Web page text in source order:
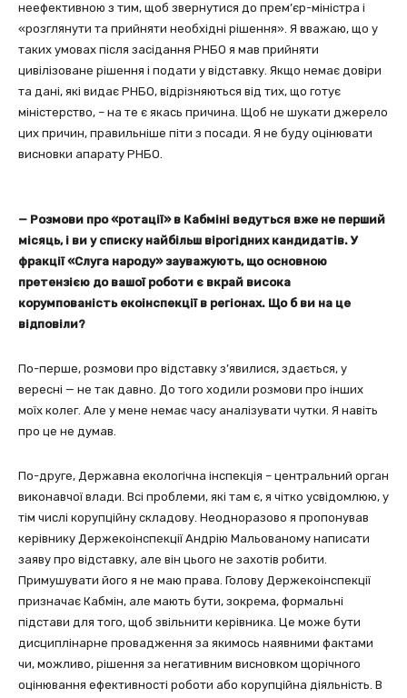
неефективною з тим, щоб звернутися до прем’єр-міністра і
«розглянути та прийняти необхідні рішення». Я вважаю, що у
таких умовах після засідання РНБО я мав прийняти
цивілізоване рішення і подати у відставку. Якщо немає довіри
та дані, які видає РНБО, відрізняються від тих, що готує
міністерство, – на те є якась причина. Щоб не шукати джерело
цих причин, правильніше піти з посади. Я не буду оцінювати
висновки апарату РНБО.
— Розмови про «ротації» в Кабміні ведуться вже не перший
місяць, і ви у списку найбільш вірогідних кандидатів. У
фракції «Слуга народу» зауважують, що основною
претензією до вашої роботи є вкрай висока
корумпованість екоінспекції в регіонах. Що б ви на це
відповіли?
По-перше, розмови про відставку з’явилися, здається, у
вересні — не так давно. До того ходили розмови про інших
моїх колег. Але у мене немає часу аналізувати чутки. Я навіть
про це не думав.
По-друге, Державна екологічна інспекція – центральний орган
виконавчої влади. Всі проблеми, які там є, я чітко усвідомлюю, у
тім числі корупційну складову. Неодноразово я пропонував
керівнику Держекоінспекції Андрію Мальованому написати
заяву про відставку, але він цього не захотів робити.
Примушувати його я не маю права. Голову Держекоінспекції
призначає Кабмін, але мають бути, зокрема, формальні
підстави для того, щоб звільнити керівника. Це може бути
дисциплінарне провадження за якимось наявними фактами
чи, можливо, рішення за негативним висновком щорічного
оцінювання ефективності роботи або корупційна діяльність. В